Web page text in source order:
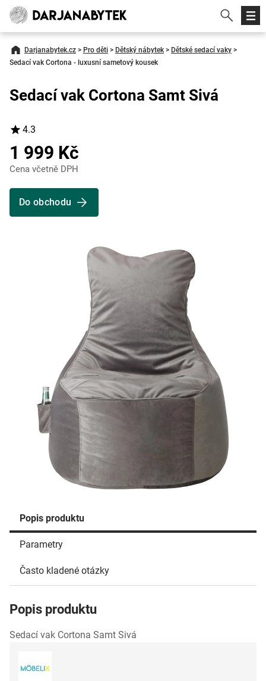
Darjanabytek.cz > Pro děti > Dětský nábytek > Dětské sedací vaky >
Sedací vak Cortona - luxusní sametový kousek
Popis produktu
Parametry
Často kladené otázky
Popis produktu
Sedací vak Cortona Samt Sivá
Sedací vak Cortona Samt Sivá
4.3
1 999 Kč
Cena včetně DPH
Do obchodu